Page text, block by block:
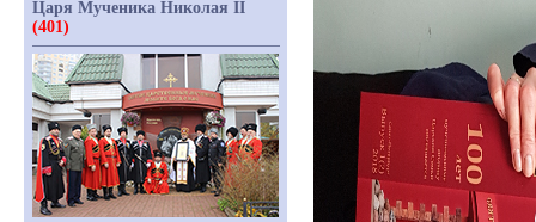
Царя Мученика Николая II
(401)